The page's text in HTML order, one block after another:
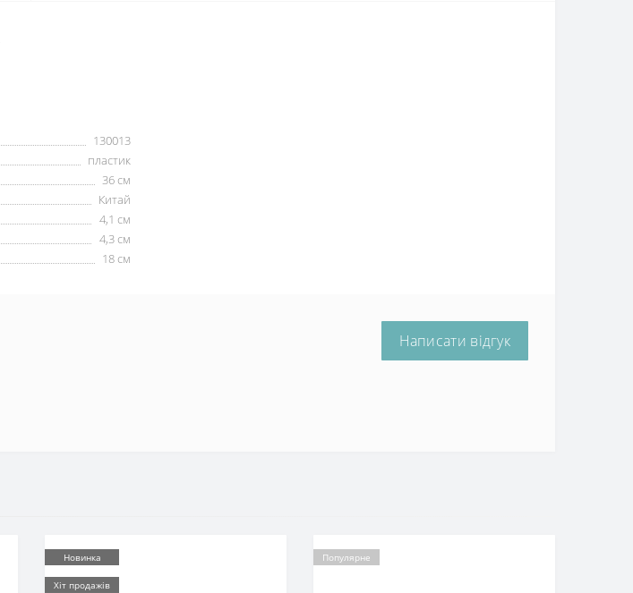
130013
пластик
36 см
Китай
4,1 см
4,3 см
18 см
Написати відгук
Новинка
Хіт продажів
Популярне